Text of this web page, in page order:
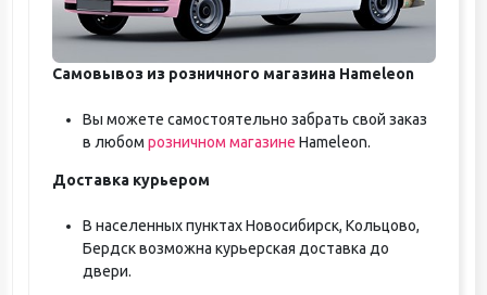
Самовывоз из розничного магазина Hameleon
Вы можете самостоятельно забрать свой заказ
в любом розничном магазине Hameleon.
Доставка курьером
В населенных пунктах Новосибирск, Кольцово,
Бердск возможна курьерская доставка до
двери.